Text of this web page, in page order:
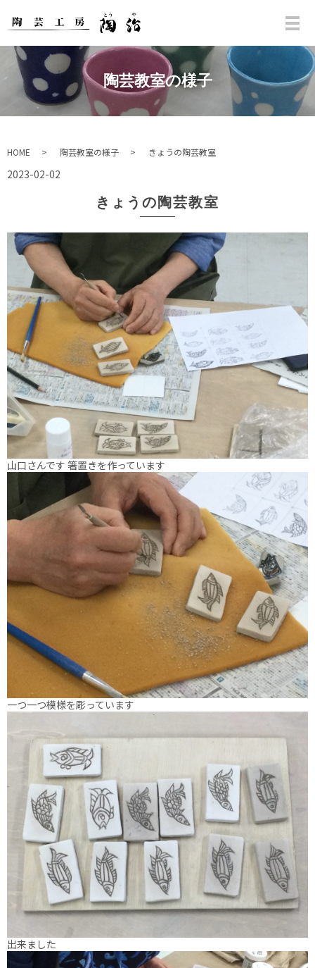
陶芸教室の様子
HOME 陶芸教室の様子 きょうの陶芸教室
2023-02-02
きょうの陶芸教室
山口さんです 箸置きを作っています
一つ一つ模様を彫っています
出来ました